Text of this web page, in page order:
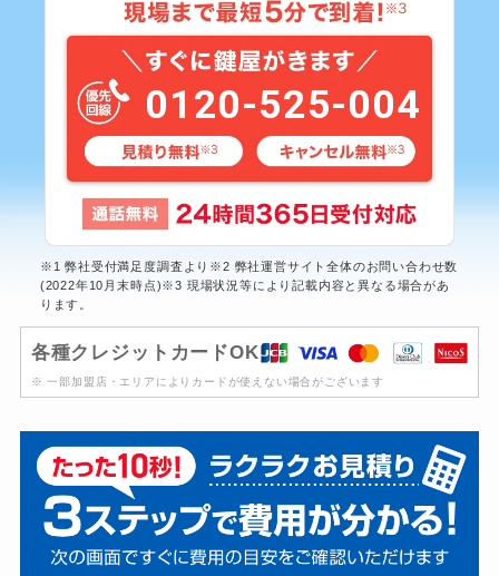
0120-525-004
※1 弊社受付満足度調査より※2 弊社運営サイト全体のお問い合わせ数
(2022年10月末時点)※3 現場状況等により記載内容と異なる場合があ
ります。
各種クレジットカードOK
※ 一部加盟店・エリアによりカードが使えない場合がございます